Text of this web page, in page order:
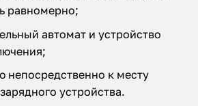
равномерно;
автомат и устройство
непосредственно к месту
устройства.